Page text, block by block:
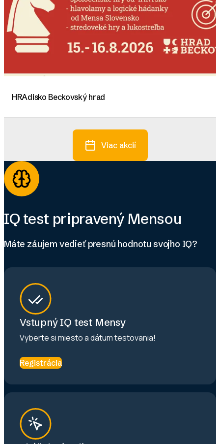
HRAdisko Beckovský hrad
Viac akcií
IQ test pripravený Mensou
Máte záujem vedieť presnú hodnotu svojho IQ?
Vstupný IQ test Mensy
Vyberte si miesto a dátum testovania!
Registrácia